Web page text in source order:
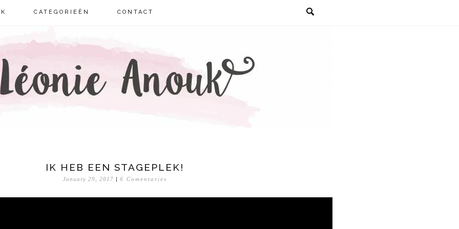
CATEGORIEËN CONTACT
ANOUK
IK HEB EEN STAGEPLEK!
January 29, 2017 | 6 Comentaries